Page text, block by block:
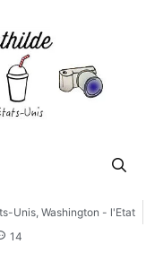
Unis Washington - l'Etat
14